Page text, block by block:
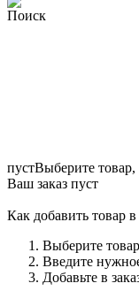
Поиск
пустВыберите товар,
Ваш заказ пуст
Как добавить товар в
Выберите
Введите
Добавьте в